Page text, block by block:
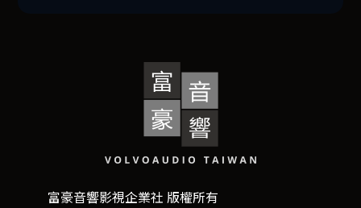
富豪音響影視企業社 版權所有